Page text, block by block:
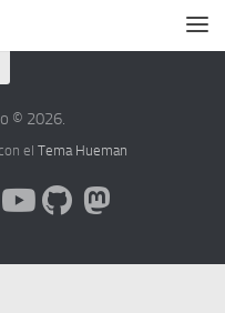
© 2026.
elTema Hueman